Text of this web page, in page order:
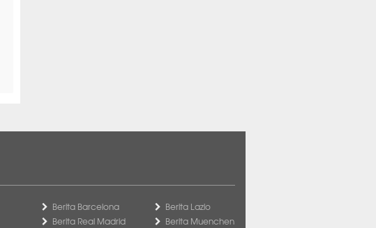
Berita Barcelona
Berita Real Madrid
Berita Lazio
Berita Muenchen